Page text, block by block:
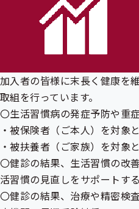
加入者の皆様に末長く健康を
取組を行っています。
〇生活習慣病の発症予防や重
・被保険者 （ご本人）を対象
・被扶養者 （ご家族）を対象
〇健診の結果、生活習慣の改
活習慣の見直しをサポートする
〇健診の結果、治療や精密検